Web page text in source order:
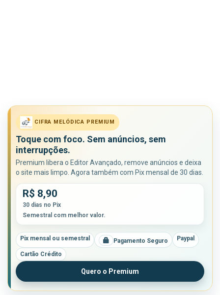
CIFRA MELÓDICA PREMIUM
Toque com foco. Sem anúncios, sem
interrupções.
Premium libera o Editor Avançado, remove anúncios e deixa
o site mais limpo. Agora também com Pix mensal de 30 dias.
R$ 8,90
30 dias no Pix
Semestral com melhor valor.
Pix mensal ou semestral Pagamento Seguro Paypal
Cartão Crédito
Quero o Premium